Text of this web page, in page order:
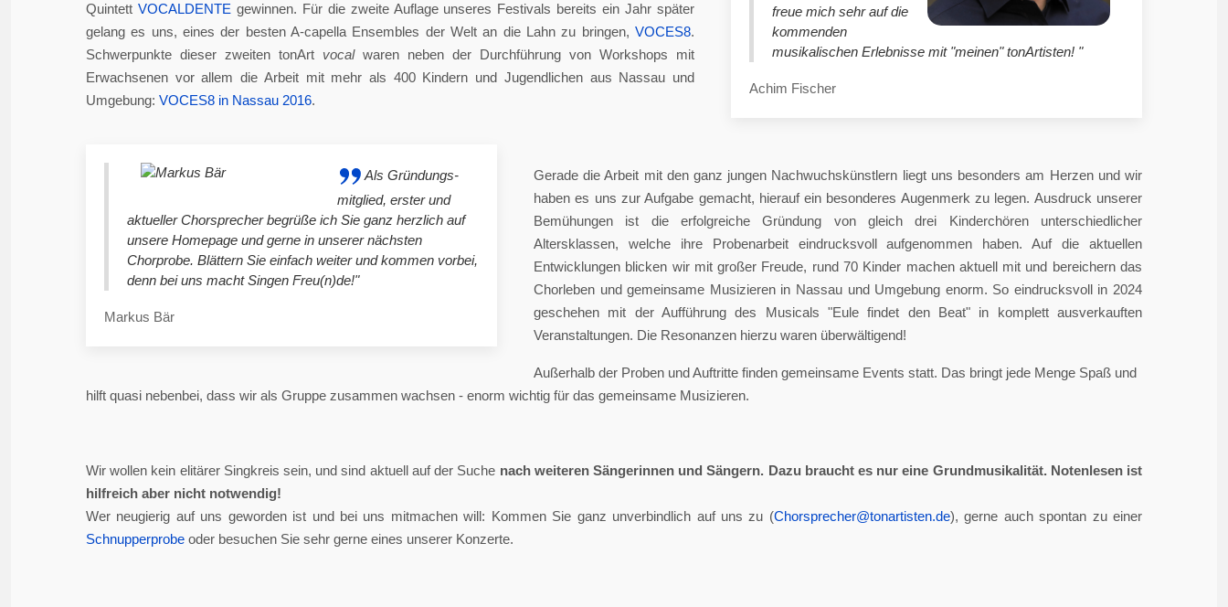
freue mich sehr auf die
kommenden
musikalischen Erlebnisse mit "meinen" tonArtisten! "
Achim Fischer
Quintett VOCALDENTE gewinnen. Für die zweite Auflage unseres Festivals bereits ein Jahr später
gelang es uns, eines der besten A-capella Ensembles der Welt an die Lahn zu bringen, VOCES8.
Schwerpunkte dieser zweiten tonArt vocalwaren neben der Durchführung von Workshops mit
Erwachsenen vor allem die Arbeit mit mehr als 400 Kindern und Jugendlichen aus Nassau und
Umgebung: VOCES8 in Nassau 2016.
Als Gründungs-
mitglied, erster und
aktueller Chorsprecher begrüße ich Sie ganz herzlich auf
unsere Homepage und gerne in unserer nächsten
Chorprobe. Blättern Sie einfach weiter und kommen vorbei,
denn bei uns macht Singen Freu(n)de!"
Markus Bär
Gerade die Arbeit mit den ganz jungen Nachwuchskünstlern liegt uns besonders am Herzen und wir
haben es uns zur Aufgabe gemacht, hierauf ein besonderes Augenmerk zu legen. Ausdruck unserer
Bemühungen ist die erfolgreiche Gründung von gleich drei Kinderchören unterschiedlicher
Altersklassen, welche ihre Probenarbeit eindrucksvoll aufgenommen haben. Auf die aktuellen
Entwicklungen blicken wir mit großer Freude, rund 70 Kinder machen aktuell mit und bereichern das
Chorleben und gemeinsame Musizieren in Nassau und Umgebung enorm. So eindrucksvoll in 2024
geschehen mit der Aufführung des Musicals "Eule findet den Beat" in komplett ausverkauften
Veranstaltungen. Die Resonanzen hierzu waren überwältigend!
Außerhalb der Proben und Auftritte finden gemeinsame Events statt. Das bringt jede Menge Spaß und
hilft quasi nebenbei, dass wir als Gruppe zusammen wachsen - enorm wichtig für das gemeinsame Musizieren.
Wir wollen kein elitärer Singkreis sein, und sind aktuell auf der Suche nach weiteren Sängerinnen und Sängern. Dazu braucht es nur eine Grundmusikalität. Notenlesen ist
hilfreich aber nicht notwendig!
Wer neugierig auf uns geworden ist und bei uns mitmachen will: Kommen Sie ganz unverbindlich auf uns zu (Chorsprecher@tonartisten.de), gerne auch spontan zu einer
Schnupperprobe oder besuchen Sie sehr gerne eines unserer Konzerte.